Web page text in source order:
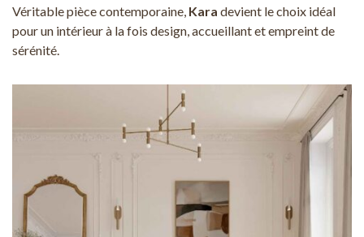
Véritable pièce contemporaine, Kara devient le choix idéal
pour un intérieur à la fois design, accueillant et empreint de
sérénité.